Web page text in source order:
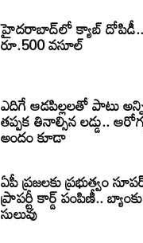
హైదరాబాద్‌లో క్యాబ్‌ దోపిడీ..
రూ.500 వసూల్
ఎదిగే ఆడపిల్లలతో పాటు
తప్పక తినాల్సిన లడ్డు..
అందం కూడా
ఏపీ ప్రజలకు ప్రభుత్వం
ప్రాపర్టీ కార్డ్ పంపిణీ..
సులువు